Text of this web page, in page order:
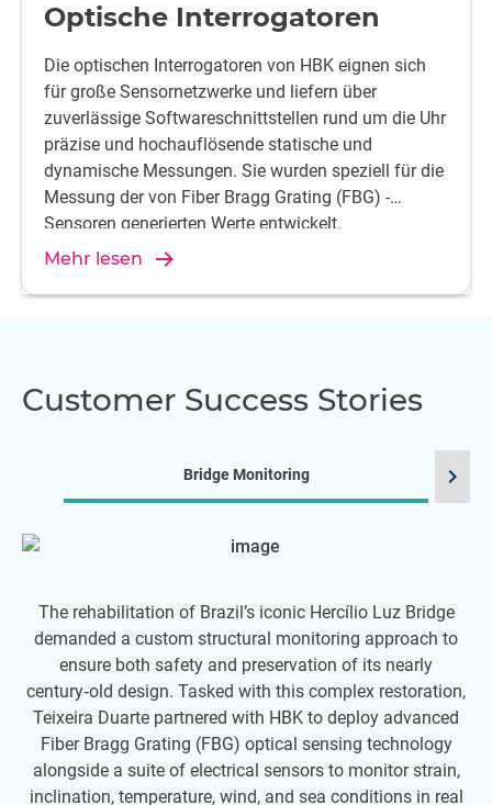
Optische Interrogatoren
Die optischen Interrogatoren von HBK eignen sich
für große Sensornetzwerke und liefern über
zuverlässige Softwareschnittstellen rund um die Uhr
präzise und hochauflösende statische und
dynamische Messungen. Sie wurden speziell für die
Messung der von Fiber Bragg Grating (FBG) -
Sensoren generierten Werte entwickelt.
Mehr lesen
Customer Success Stories
Bridge Monitoring
The rehabilitation of Brazil’s iconic Hercílio Luz Bridge
demanded a custom structural monitoring approach to
ensure both safety and preservation of its nearly
century‑old design. Tasked with this complex restoration,
Teixeira Duarte partnered with HBK to deploy advanced
Fiber Bragg Grating (FBG) optical sensing technology
alongside a suite of electrical sensors to monitor strain,
inclination, temperature, wind, and sea conditions in real
chevron_right